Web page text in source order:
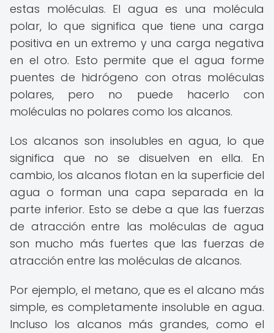
estas moléculas. El agua es una molécula
polar, lo que significa que tiene una carga
positiva en un extremo y una carga negativa
en el otro. Esto permite que el agua forme
puentes de hidrógeno con otras moléculas
polares, pero no puede hacerlo con
moléculas no polares como los alcanos.
Los alcanos son insolubles en agua, lo que
significa que no se disuelven en ella. En
cambio, los alcanos flotan en la superficie del
agua o forman una capa separada en la
parte inferior. Esto se debe a que las fuerzas
de atracción entre las moléculas de agua
son mucho más fuertes que las fuerzas de
atracción entre las moléculas de alcanos.
Por ejemplo, el metano, que es el alcano más
simple, es completamente insoluble en agua.
Incluso los alcanos más grandes, como el